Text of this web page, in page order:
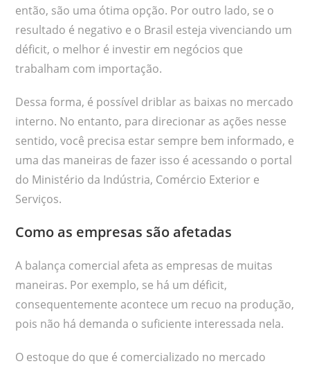
então, são uma ótima opção. Por outro lado, se o
resultado é negativo e o Brasil esteja vivenciando um
déficit, o melhor é investir em negócios que
trabalham com importação.
Dessa forma, é possível driblar as baixas no mercado
interno. No entanto, para direcionar as ações nesse
sentido, você precisa estar sempre bem informado, e
uma das maneiras de fazer isso é acessando o portal
do Ministério da Indústria, Comércio Exterior e
Serviços.
Como as empresas são afetadas
A balança comercial afeta as empresas de muitas
maneiras. Por exemplo, se há um déficit,
consequentemente acontece um recuo na produção,
pois não há demanda o suficiente interessada nela.
O estoque do que é comercializado no mercado